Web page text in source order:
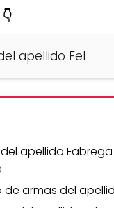
apellido Fel
apellido
de armas del